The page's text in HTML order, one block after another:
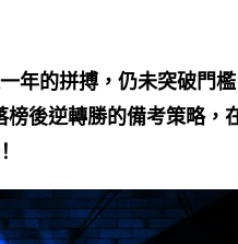
年的拼搏，仍未突破門
後逆轉勝的備考策略，